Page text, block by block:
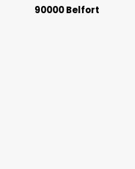
90000 Belfort